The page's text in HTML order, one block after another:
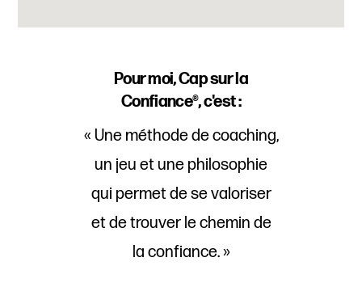
Pour moi, Cap sur la
Confiance®, c'est :
« Une méthode de coaching,
un jeu et une philosophie
qui permet de se valoriser
et de trouver le chemin de
la confiance. »